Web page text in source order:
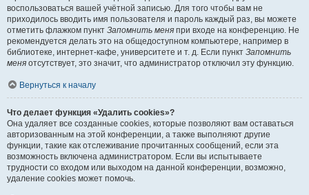
воспользоваться вашей учётной записью. Для того чтобы вам не
приходилось вводить имя пользователя и пароль каждый раз, вы можете
отметить флажком пункт Запомнить меня при входе на конференцию. Не
рекомендуется делать это на общедоступном компьютере, например в
библиотеке, интернет-кафе, университете и т. д. Если пункт Запомнить
меня отсутствует, это значит, что администратор отключил эту функцию.
Вернуться к началу
Что делает функция «Удалить cookies»?
Она удаляет все созданные cookies, которые позволяют вам оставаться
авторизованным на этой конференции, а также выполняют другие
функции, такие как отслеживание прочитанных сообщений, если эта
возможность включена администратором. Если вы испытываете
трудности со входом или выходом на данной конференции, возможно,
удаление cookies может помочь.